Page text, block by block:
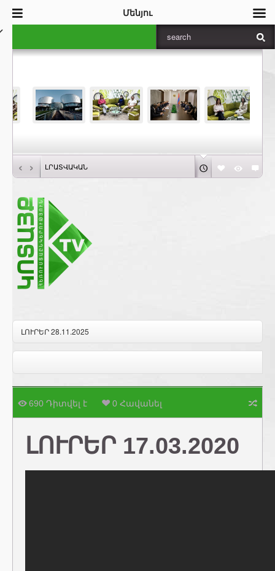
‹ › ԼՐԱՏՎԱԿԱՆ
ԼՈՒՐԵՐ 28.11.2025
690 Դիտվել է 0 Հավանել
ԼՈՒՐԵՐ 17.03.2020
Մենյու